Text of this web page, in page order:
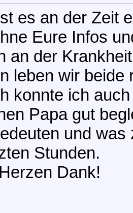
es an der Zeit
Eure Infos
an der
leben wir beide
konnte ich
Papa gut
und
Stunden.
Dank!